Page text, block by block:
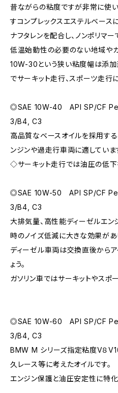
昔ながらの粘度ですが非常に使
すコンプレックスエステルベース
ナフタレンを配合し、ノンポリマー
低温始動性の必要のない地域や
10W-30という狭い粘度幅は添
でサーキット走行、スポーツ走行
◎SAE 10W-40 API SP/CF
3/B4, C3
高品質なベースオイルを採用す
ンジンや過走行車両に適していま
◇サーキット走行では油圧の低下
◎SAE 10W-50 API SP/CF
3/B4, C3
大排気量、高性能ディーゼルエン
時のノイズ低減に大きな効果があ
ディーゼル車両は交換直後からア
ょう。
ガソリン車ではサーキットやスポ
◎SAE 10W-60 API SP/CF
3/B4, C3
BMW M シリーズ指定粘度V８
久レース等に考えたオイルです。
エンジン保護と油圧安定性に特化